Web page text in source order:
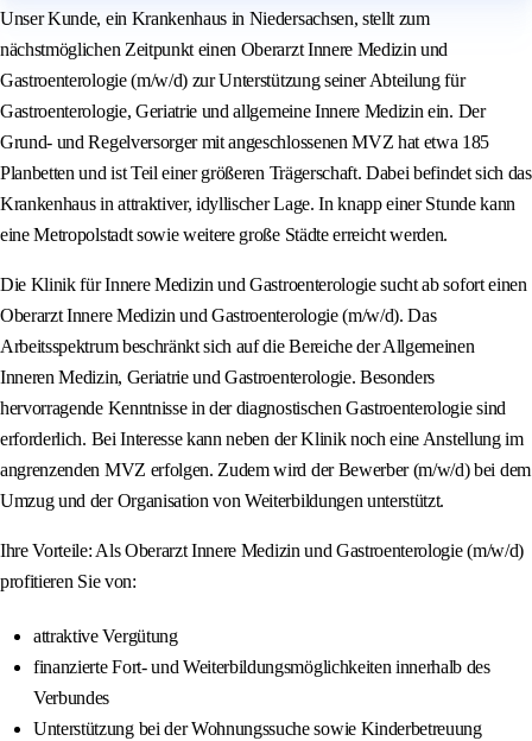
Unser Kunde, ein Krankenhaus in Niedersachsen, stellt zum
nächstmöglichen Zeitpunkt einen Oberarzt Innere Medizin und
Gastroenterologie (m/w/d) zur Unterstützung seiner Abteilung für
Gastroenterologie, Geriatrie und allgemeine Innere Medizin ein. Der
Grund- und Regelversorger mit angeschlossenen MVZ hat etwa 185
Planbetten und ist Teil einer größeren Trägerschaft. Dabei befindet sich das
Krankenhaus in attraktiver, idyllischer Lage. In knapp einer Stunde kann
eine Metropolstadt sowie weitere große Städte erreicht werden.
Die Klinik für Innere Medizin und Gastroenterologie sucht ab sofort einen
Oberarzt Innere Medizin und Gastroenterologie (m/w/d). Das
Arbeitsspektrum beschränkt sich auf die Bereiche der Allgemeinen
Inneren Medizin, Geriatrie und Gastroenterologie. Besonders
hervorragende Kenntnisse in der diagnostischen Gastroenterologie sind
erforderlich. Bei Interesse kann neben der Klinik noch eine Anstellung im
angrenzenden MVZ erfolgen. Zudem wird der Bewerber (m/w/d) bei dem
Umzug und der Organisation von Weiterbildungen unterstützt.
Ihre Vorteile: Als Oberarzt Innere Medizin und Gastroenterologie (m/w/d)
profitieren Sie von:
attraktive Vergütung
finanzierte Fort- und Weiterbildungsmöglichkeiten innerhalb des
Verbundes
Unterstützung bei der Wohnungssuche sowie Kinderbetreuung